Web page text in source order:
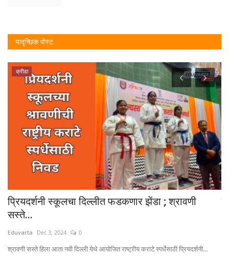
यादृच्छिक पोस्ट
क्रीडा
प्रियदर्शनी स्कूलचा दिल्लीत फडकणार झेंडा ; श्रावणी
सस्ते...
Eduvarta Dec 3, 2024 0
श्रावणी सस्ते हिला आता नवी दिल्ली येथे आयोजित राष्ट्रीय कराटे स्पर्धेसाठी प्रियदर्शनी...